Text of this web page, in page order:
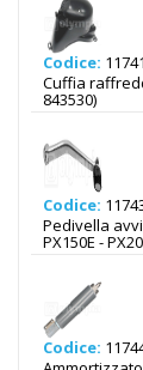
Codice:
Cuffia
843530)
Codice:
Pedivella
PX150E -
Codice: